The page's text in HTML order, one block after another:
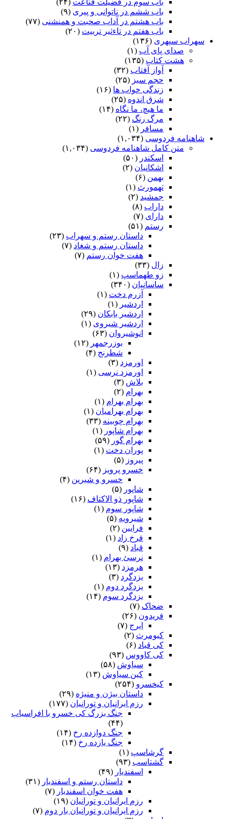
باب سوم در فضیلت قناعت (۲۴)
باب ششم در ناتوانى و پیرى (۹)
باب هشتم در آداب صحبت و همنشنى (۷۷)
باب هفتم در تاءثیر تربیت (۲۰)
سهراب سپهری (۱۳۶)
صدای پای آب (۱)
هشت کتاب (۱۳۵)
آواز آفتاب (۳۲)
حجم سبز (۲۵)
زندگی خواب ها (۱۶)
شرق اندوه (۲۵)
ما هیچ، ما نگاه (۱۴)
مرگ رنگ (۲۲)
مسافر (۱)
شاهنامه فردوسی (۱,۰۳۴)
متن کامل شاهنامه فردوسی (۱,۰۳۴)
اسکندر (۵۰)
اشکانیان (۲)
بهمن (۶)
تهمورث (۱)
جمشید (۲)
داراب (۸)
دارای (۷)
رستم (۵۱)
داستان رستم و سهراب (۲۳)
داستان رستم و شغاد (۷)
هفت خوان رستم‏ (۷)
زال (۳۳)
زو طهماسپ‏ (۱)
ساسانیان (۳۴۰)
آزرم دخت (۱)
اردشیر (۱)
اردشیر بابکان (۲۹)
اردشیر شیروی (۱)
انوشیروان (۶۳)
بوزرجمهر (۱۲)
شطرنج (۴)
اورمزد (۳)
اورمزد نرسى‏ (۱)
بلاش (۳)
بهرام (۲)
بهرام بهرام (۱)
بهرام بهرامیان‏ (۱)
بهرام چوبینه (۳۳)
بهرام شاپور (۱)
بهرام گور (۵۹)
پوران دخت (۱)
پیروز (۵)
خسرو پرویز (۶۴)
خسرو و شیرین (۴)
شاپور (۵)
شاپور ذو الاکتاف (۱۶)
شاپور سوم‏ (۱)
شیرویه (۵)
فرایین (۲)
فرخ زاد (۱)
قباد (۹)
نرسئ بهرام‏ (۱)
هرمزد (۱۳)
یزدگرد (۳)
یزدگرد دوم (۱)
یزدگرد سوم (۱۴)
ضحاک (۷)
فریدون (۲۶)
ایرج (۷)
کیومرث (۲)
کی قباد (۶)
کی کاووس (۹۳)
سیاوش (۵۸)
کین سیاوش (۱۳)
کیخسرو (۲۵۴)
داستان بیژن و منیژه (۲۹)
رزم ایرانیان و تورانیان (۱۷۷)
جنگ بزرگ کی خسرو با افراسیاب
(۴۴)
جنگ دوازده رخ (۱۴)
جنگ یازده رخ (۱۴)
گرشاسپ (۱)
گشتاسب (۹۳)
اسفندیار (۴۹)
داستان رستم و اسفندیار (۳۱)
هفت خوان اسفندیار (۷)
رزم ایرانیان و تورانیان (۱۹)
رزم ایرانیان و تورانیان بار دوم (۷)